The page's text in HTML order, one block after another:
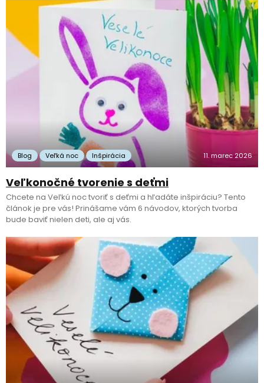
Blog Veľká noc Inšpirácia 11. marec 2026
Veľkonočné tvorenie s deťmi
Chcete na Veľkú noc tvoriť s deťmi a hľadáte inšpiráciu? Tento
článok je pre vás! Prinášame vám 6 návodov, ktorých tvorba
bude baviť nielen deti, ale aj vás.